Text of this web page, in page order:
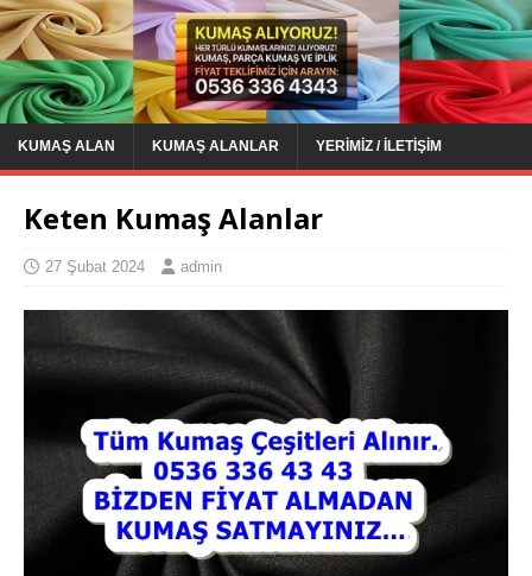
KUMAŞ ALAN KUMAŞ ALANLAR YERIMIZ / İLETIŞIM
Keten Kumaş Alanlar
27 Şubat 2024 admin